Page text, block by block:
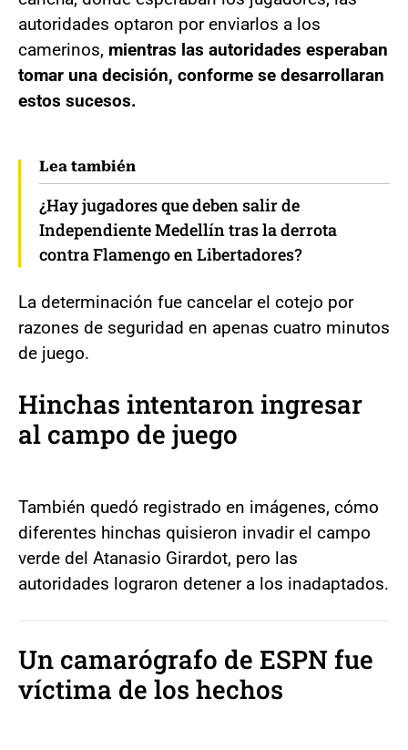
autoridades optaron por enviarlos a los
camerinos, mientras las autoridades esperaban
tomar una decisión, conforme se desarrollaran
estos sucesos.
Lea también
¿Hay jugadores que deben salir de
Independiente Medellín tras la derrota
contra Flamengo en Libertadores?
La determinación fue cancelar el cotejo por
razones de seguridad en apenas cuatro minutos
de juego.
Hinchas intentaron ingresar
al campo de juego
También quedó registrado en imágenes, cómo
diferentes hinchas quisieron invadir el campo
verde del Atanasio Girardot, pero las
autoridades lograron detener a los inadaptados.
Un camarógrafo de ESPN fue
víctima de los hechos